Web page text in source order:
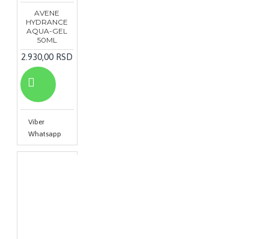
AVENE
HYDRANCE
AQUA-GEL
50ML
2.930,00 RSD
Viber
Whatsapp